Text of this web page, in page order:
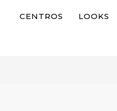
CENTROS LOOKS